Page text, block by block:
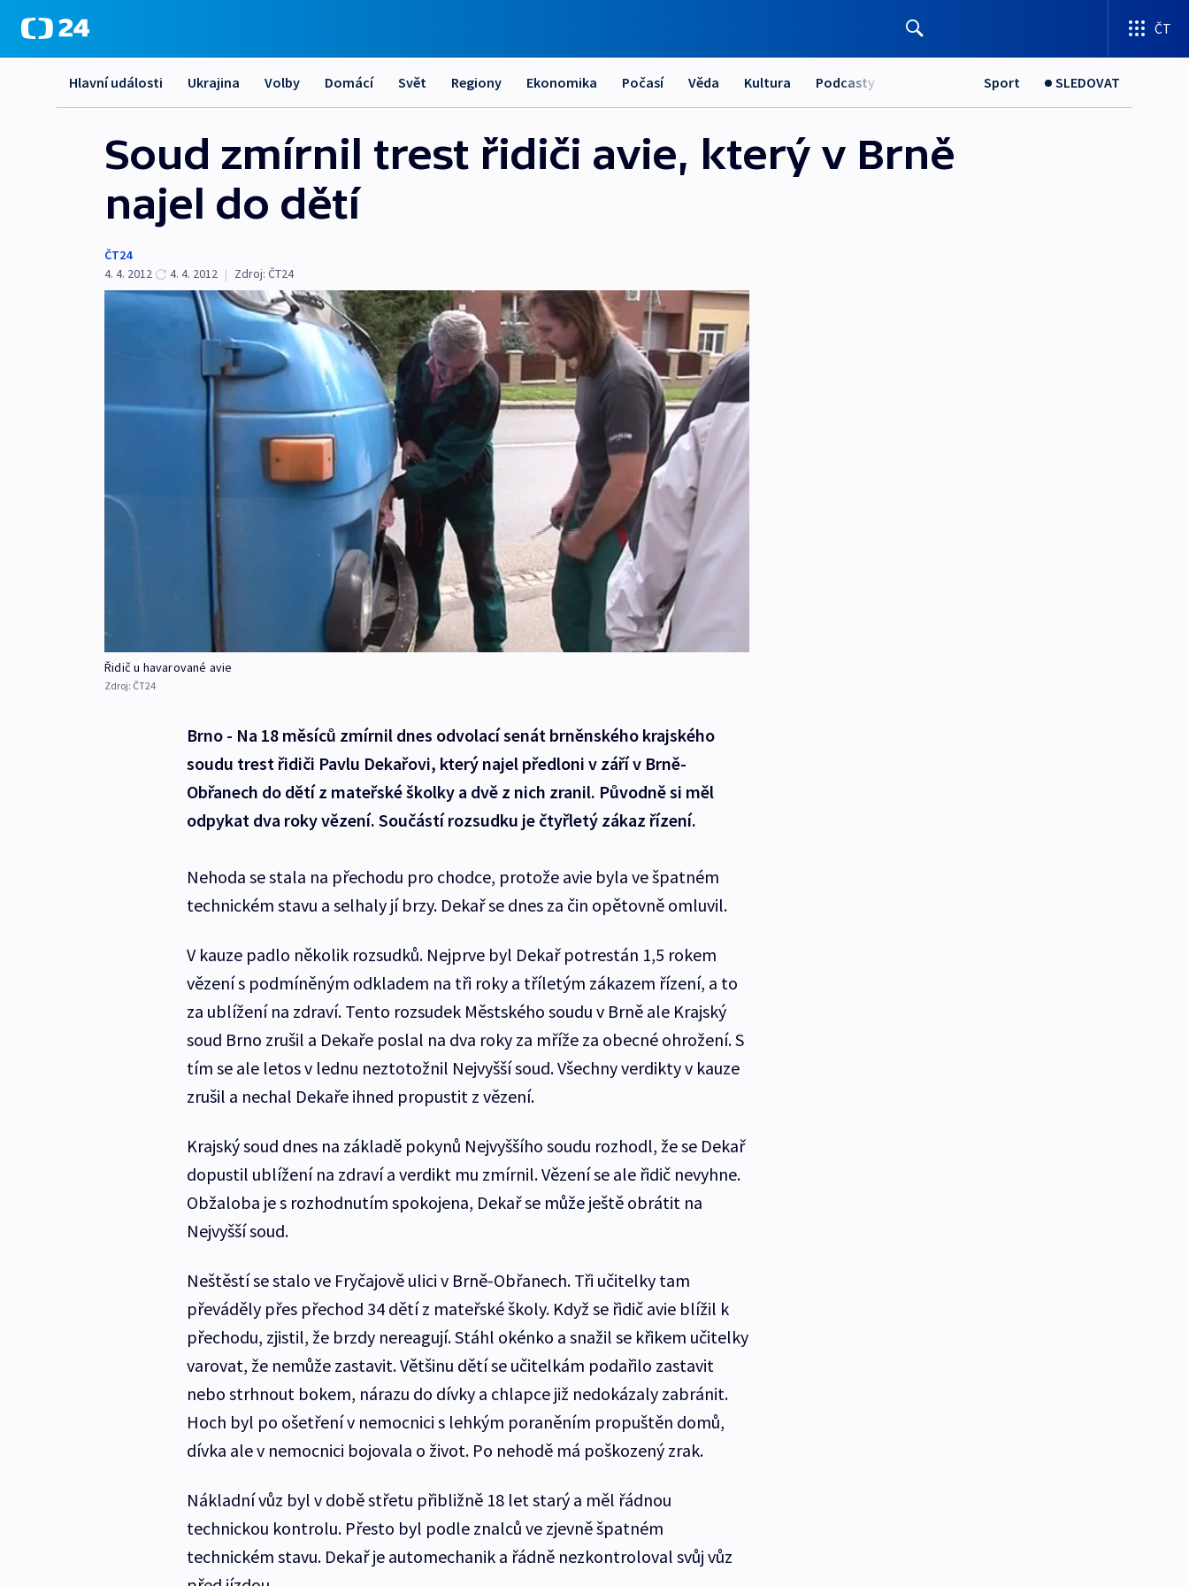
ČT
Hlavní události Ukrajina Volby Domácí Svět Regiony Ekonomika Počasí Věda Kultura Podcasty Sport SLEDOVAT
Soud zmírnil trest řidiči avie, který v Brně
najel do dětí
ČT24
4. 4. 2012
4. 4. 2012 | Zdroj: ČT24
Řidič u havarované avie
Zdroj: ČT24
Brno - Na 18 měsíců zmírnil dnes odvolací senát brněnského krajského
soudu trest řidiči Pavlu Dekařovi, který najel předloni v září v Brně-
Obřanech do dětí z mateřské školky a dvě z nich zranil. Původně si měl
odpykat dva roky vězení. Součástí rozsudku je čtyřletý zákaz řízení.
Nehoda se stala na přechodu pro chodce, protože avie byla ve špatném
technickém stavu a selhaly jí brzy. Dekař se dnes za čin opětovně omluvil.
V kauze padlo několik rozsudků. Nejprve byl Dekař potrestán 1,5 rokem
vězení s podmíněným odkladem na tři roky a tříletým zákazem řízení, a to
za ublížení na zdraví. Tento rozsudek Městského soudu v Brně ale Krajský
soud Brno zrušil a Dekaře poslal na dva roky za mříže za obecné ohrožení. S
tím se ale letos v lednu neztotožnil Nejvyšší soud. Všechny verdikty v kauze
zrušil a nechal Dekaře ihned propustit z vězení.
Krajský soud dnes na základě pokynů Nejvyššího soudu rozhodl, že se Dekař
dopustil ublížení na zdraví a verdikt mu zmírnil. Vězení se ale řidič nevyhne.
Obžaloba je s rozhodnutím spokojena, Dekař se může ještě obrátit na
Nejvyšší soud.
Neštěstí se stalo ve Fryčajově ulici v Brně-Obřanech. Tři učitelky tam
převáděly přes přechod 34 dětí z mateřské školy. Když se řidič avie blížil k
přechodu, zjistil, že brzdy nereagují. Stáhl okénko a snažil se křikem učitelky
varovat, že nemůže zastavit. Většinu dětí se učitelkám podařilo zastavit
nebo strhnout bokem, nárazu do dívky a chlapce již nedokázaly zabránit.
Hoch byl po ošetření v nemocnici s lehkým poraněním propuštěn domů,
dívka ale v nemocnici bojovala o život. Po nehodě má poškozený zrak.
Nákladní vůz byl v době střetu přibližně 18 let starý a měl řádnou
technickou kontrolu. Přesto byl podle znalců ve zjevně špatném
technickém stavu. Dekař je automechanik a řádně nezkontroloval svůj vůz